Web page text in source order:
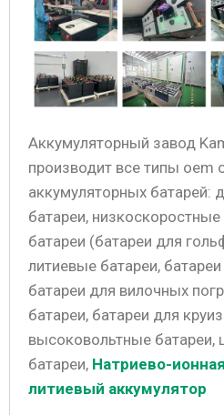
Аккумуляторный завод
производит все типы oem
аккумуляторных
батареи,
батареи (батареи для
литиевые батареи,
батареи для вилочных
батареи, батареи для
высоковольтные батареи,
батареи, Натриево-
литиевый аккумулятор